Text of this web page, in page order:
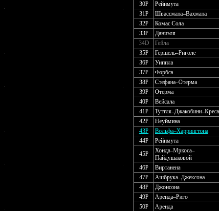
30P
Рейнмута
31P
Швассмана–Вахмана
32P
Комас Сола
33P
Даниэля
34D
Гейла
35P
Гершель–Риголе
36P
Уиппла
37P
Форбса
38P
Стефана–Отерма
39P
Отерма
40P
Вейсала
41P
42P
Неуймина
43P
Вольфа–Харрингтона
44P
Рейнмута
45P
Хонда–Мркоса–
Пайдушаковой
46P
Виртанена
47P
Ашбрука–Джексона
48P
Джонсона
49P
Аренда–Риго
50P
Аренда